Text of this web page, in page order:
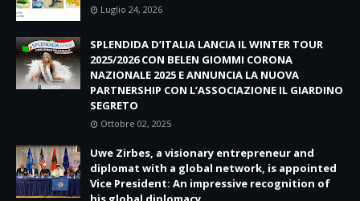
Luglio 24, 2026
SPLENDIDA D’ITALIA LANCIA IL WINTER TOUR
2025/2026 CON BELEN GIOMMI CORONA
NAZIONALE 2025 E ANNUNCIA LA NUOVA
PARTNERSHIP CON L’ASSOCIAZIONE IL GIARDINO
SEGRETO
Ottobre 02, 2025
Uwe Zirbes, a visionary entrepreneur and
diplomat with a global network, is appointed
Vice President: An impressive recognition of